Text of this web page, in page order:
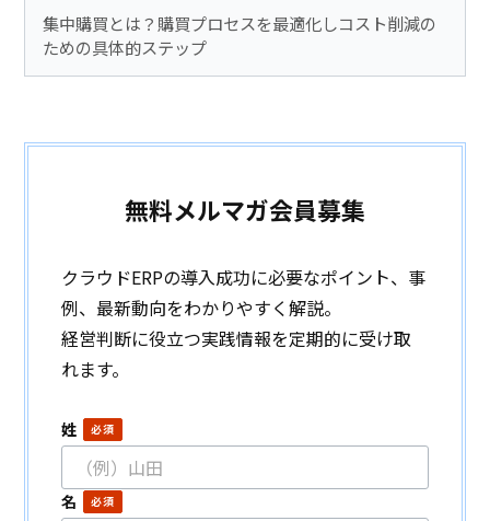
集中購買とは？購買プロセスを最適化しコスト削減の
ための具体的ステップ
無料メルマガ会員募集
クラウドERPの導入成功に必要なポイント、事
例、最新動向をわかりやすく解説。
経営判断に役立つ実践情報を定期的に受け取
れます。
姓
名